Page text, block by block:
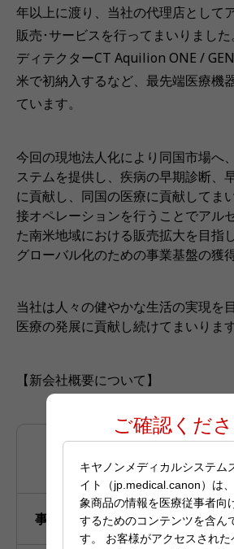
年以上に渡り、当社の代理店として
販売･サービスを行ってまいりまし
ディテクターCT Aquilion ONE /
米で初納入するなど、最先端医療機
ています。
今回の現地法人化により同国市場へ
ステムを提供し、疾病の早期診断、
に貢献し、同国の医療に貢献してま
接オペレーションを行うことでアル
た南米地域における販売拡大を目指
グローバル化のための事業基盤の獲
当社は人々の健やかな生活の実現を
医療の発展に貢献し続けてまいります
【新会社概要について】
Canon Medical
S.A.
事業内容 医療機器の販売お
ご確認くだ
キヤノンメディカルシステム
イト（jp.medical.canon）は
象商品の情報を医療従事者向
するためのコンテンツを含ん
す。 お客様がアクセスされた